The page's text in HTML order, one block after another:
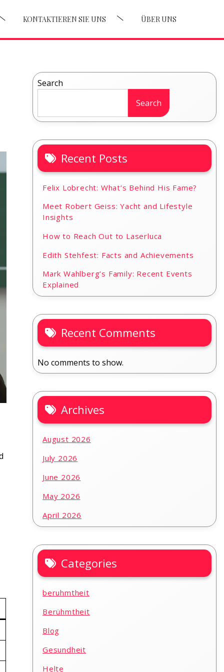
KONTAKTIEREN SIE UNS ÜBER UNS
Search
Search
Recent Posts
Felix Lobrecht: What’s Behind His Fame?
Meet Robert Geiss: Yacht and Lifestyle
Insights
How to Reach Out to Laserluca
Edith Stehfest: Facts and Achievements
Mark Wahlberg’s Family: Recent Events
Explained
Recent Comments
No comments to show.
Archives
August 2026
July 2026
June 2026
May 2026
April 2026
Categories
beruhmtheit
Berühmtheit
Blog
Gesundheit
Helte